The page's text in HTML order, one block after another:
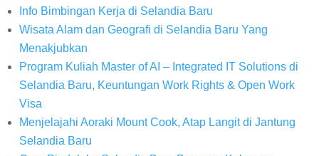
Info Bimbingan Kerja di Selandia Baru
Wisata Alam dan Geografi di Selandia Baru Yang
Menakjubkan
Program Kuliah Master of AI – Integrated IT Solutions di
Selandia Baru, Keuntungan Work Rights & Open Work
Visa
Menjelajahi Aoraki Mount Cook, Atap Langit di Jantung
Selandia Baru